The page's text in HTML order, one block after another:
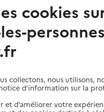
à
Centre
cookies
collectons, nous utilisons,
d’information sur la
et d’améliorer votre